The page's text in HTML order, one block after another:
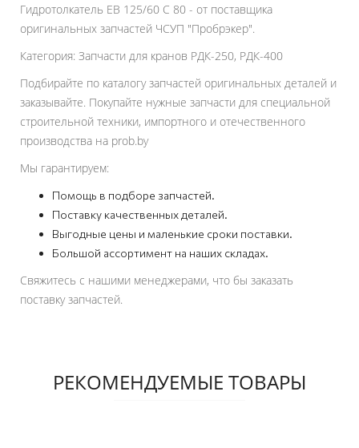
Гидротолкатель ЕВ 125/60 С 80 - от поставщика
оригинальных запчастей ЧСУП "Пробрэкер".
Категория: Запчасти для кранов РДК-250, РДК-400
Подбирайте по каталогу запчастей оригинальных деталей и
заказывайте. Покупайте нужные запчасти для специальной
строительной техники, импортного и отечественного
производства на prob.by
Мы гарантируем:
Помощь в подборе запчастей.
Поставку качественных деталей.
Выгодные цены и маленькие сроки поставки.
Большой ассортимент на наших складах.
Свяжитесь с нашими менеджерами, что бы заказать
поставку запчастей.
РЕКОМЕНДУЕМЫЕ ТОВАРЫ